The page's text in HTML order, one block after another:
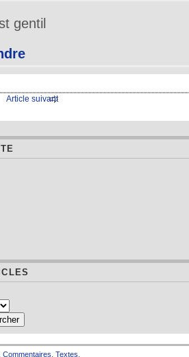
gentil
Article suivant
Commentaires Textes